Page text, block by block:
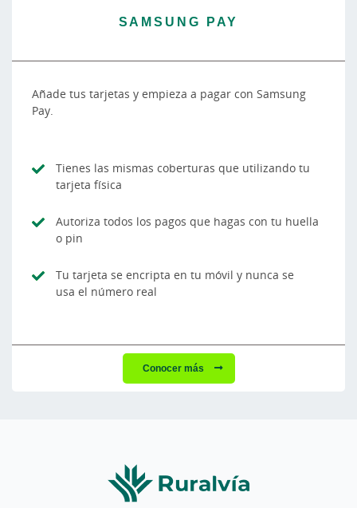
SAMSUNG PAY
Añade tus tarjetas y empieza a pagar con Samsung
Pay.
Tienes las mismas coberturas que utilizando tu
tarjeta física
Autoriza todos los pagos que hagas con tu huella
o pin
Tu tarjeta se encripta en tu móvil y nunca se
usa el número real
Conocer más